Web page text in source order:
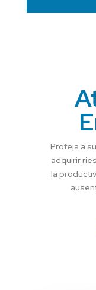
Proteja a
adquirir
la